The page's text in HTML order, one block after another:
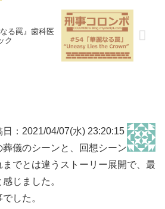
る罠』歯科医
ク
日：2021/04/07(水) 23:20:15
儀のシーンと、回想シーン
でとは違うストーリー展開で、最
じました。
した。